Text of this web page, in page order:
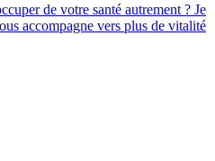
de votre santé autrement ? Je
accompagne vers plus de vitalité